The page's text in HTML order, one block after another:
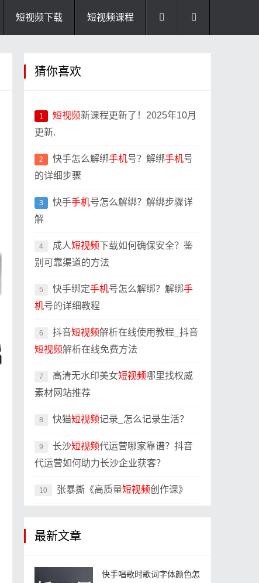
短视频下载 短视频课程
猜你喜欢
1 短视频新课程更新了！2025年10月
更新.
2 快手怎么解绑手机号？解绑手机号
的详细步骤
3 快手手机号怎么解绑？解绑步骤详
解
4 成人短视频下载如何确保安全？鉴
别可靠渠道的方法
5 快手绑定手机号怎么解绑？解绑手
机号的详细教程
6 抖音短视频解析在线使用教程_抖音
短视频解析在线免费方法
7 高清无水印美女短视频哪里找权威
素材网站推荐
8 快猫短视频记录_怎么记录生活？
9 长沙短视频代运营哪家靠谱？抖音
代运营如何助力长沙企业获客？
10 张暴撕《高质量短视频创作课》
最新文章
快手唱歌时歌词字体颜色怎